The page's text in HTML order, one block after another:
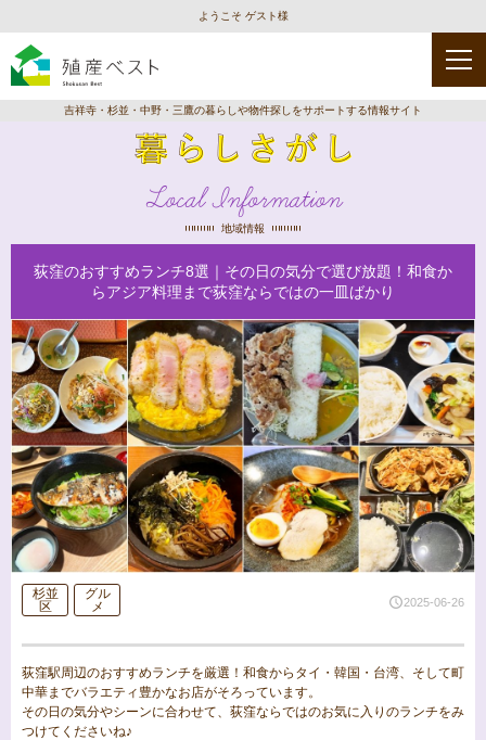
ようこそ ゲスト様
吉祥寺・杉並・中野・三鷹の暮らしや物件探しをサポートする情報サイト
Local Information
地域情報
荻窪のおすすめランチ8選｜その日の気分で選び放題！和食か
らアジア料理まで荻窪ならではの一皿ばかり
杉並
区
グル
メ
2025-06-26
荻窪駅周辺のおすすめランチを厳選！和食からタイ・韓国・台湾、そして町
中華までバラエティ豊かなお店がそろっています。
その日の気分やシーンに合わせて、荻窪ならではのお気に入りのランチをみ
つけてくださいね♪